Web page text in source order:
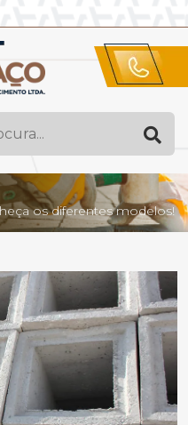
os diferentes modelos!